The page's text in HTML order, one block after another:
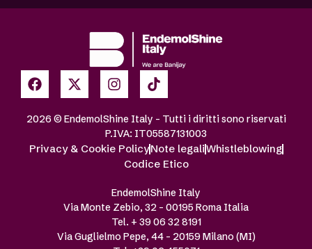
2026 © EndemolShine Italy – Tutti i diritti sono riservati
P.IVA: IT05587131003
Privacy & Cookie PolicyNote legaliWhistleblowing
Codice Etico
EndemolShine Italy
Via Monte Zebio, 32 – 00195 Roma Italia
Tel. + 39 06 32 8191
Via Guglielmo Pepe, 44 – 20159 Milano (MI)